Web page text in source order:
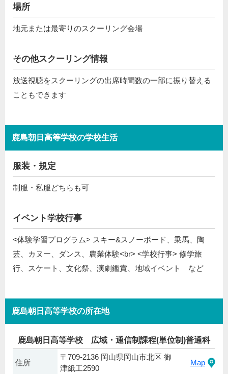
場所
地元または最寄りのスクーリング会場
その他スクーリング情報
放送視聴をスクーリングの出席時間数の一部に振り替える
こともできます
鹿島朝日高等学校の学校生活
服装・規定
制服・私服どちらも可
イベント学校行事
<体験学習プログラム> スキー&スノーボード、乗馬、陶
芸、カヌー、ダンス、農業体験<br> <学校行事> 修学旅
行、スケート、文化祭、演劇鑑賞、地域イベント など
鹿島朝日高等学校の所在地
鹿島朝日高等学校 広域・通信制課程(単位制)普通科
住所
〒709-2136 岡山県岡山市北区 御
津紙工2590
Map